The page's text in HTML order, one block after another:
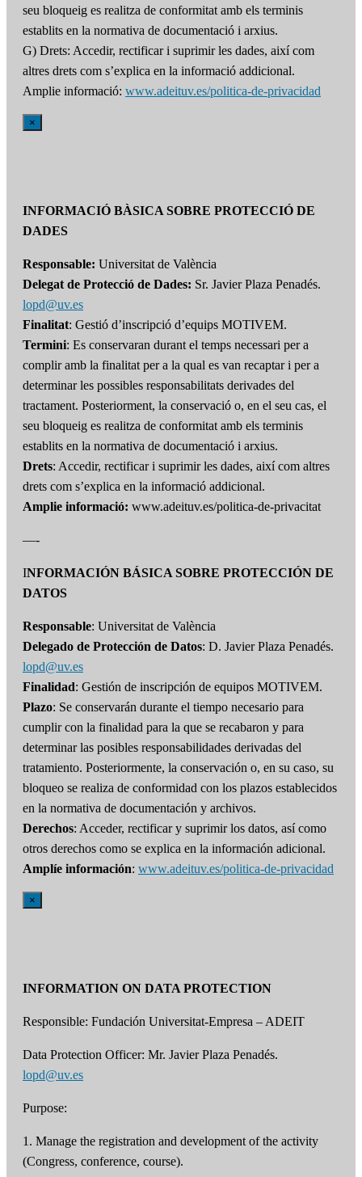
seu bloqueig es realitza de conformitat amb els terminis
establits en la normativa de documentació i arxius.
G) Drets: Accedir, rectificar i suprimir les dades, així com
altres drets com s’explica en la informació addicional.
Amplie informació: www.adeituv.es/politica-de-privacidad
×
INFORMACIÓ BÀSICA SOBRE PROTECCIÓ DE
DADES
Responsable: Universitat de València
Delegat de Protecció de Dades: Sr. Javier Plaza Penadés.
lopd@uv.es
Finalitat: Gestió d’inscripció d’equips MOTIVEM.
Termini: Es conservaran durant el temps necessari per a
complir amb la finalitat per a la qual es van recaptar i per a
determinar les possibles responsabilitats derivades del
tractament. Posteriorment, la conservació o, en el seu cas, el
seu bloqueig es realitza de conformitat amb els terminis
establits en la normativa de documentació i arxius.
Drets: Accedir, rectificar i suprimir les dades, així com altres
drets com s’explica en la informació addicional.
Amplie informació: www.adeituv.es/politica-de-privacitat
—-
INFORMACIÓN BÁSICA SOBRE PROTECCIÓN DE
DATOS
Responsable: Universitat de València
Delegado de Protección de Datos: D. Javier Plaza Penadés.
lopd@uv.es
Finalidad: Gestión de inscripción de equipos MOTIVEM.
Plazo: Se conservarán durante el tiempo necesario para
cumplir con la finalidad para la que se recabaron y para
determinar las posibles responsabilidades derivadas del
tratamiento. Posteriormente, la conservación o, en su caso, su
bloqueo se realiza de conformidad con los plazos establecidos
en la normativa de documentación y archivos.
Derechos: Acceder, rectificar y suprimir los datos, así como
otros derechos como se explica en la información adicional.
Amplíe información: www.adeituv.es/politica-de-privacidad
×
INFORMATION ON DATA PROTECTION
Responsible: Fundación Universitat-Empresa – ADEIT
Data Protection Officer: Mr. Javier Plaza Penadés.
lopd@uv.es
Purpose:
1. Manage the registration and development of the activity
(Congress, conference, course).